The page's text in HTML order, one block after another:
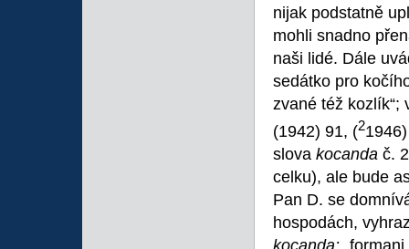
nijak podstatně
mohli snadno
naši lidé. Dále
sedátko pro
zvané též kozlík“;
(1942) 91, (2
slova kocanda č.
celku), ale bude
Pan D. se
hospodách,